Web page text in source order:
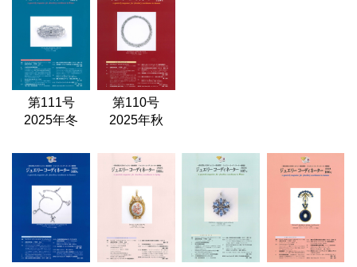
第111号
2025年冬
第110号
2025年秋